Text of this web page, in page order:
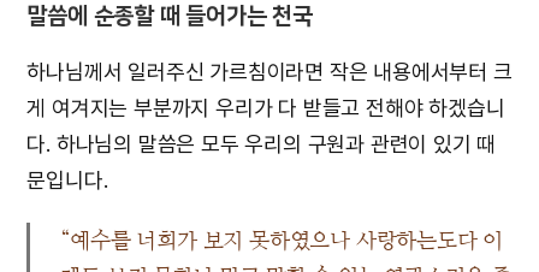
말씀에 순종할 때 들어가는 천국
하나님께서 일러주신 가르침이라면 작은 내용에서부터 크
게 여겨지는 부분까지 우리가 다 받들고 전해야 하겠습니
다. 하나님의 말씀은 모두 우리의 구원과 관련이 있기 때
문입니다.
“예수를 너희가 보지 못하였으나 사랑하는도다 이